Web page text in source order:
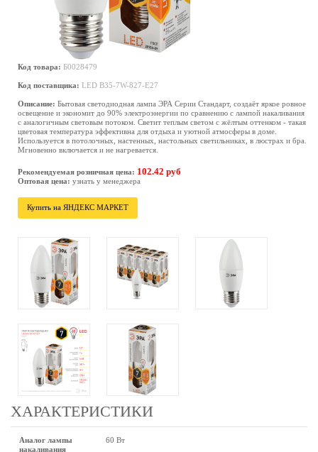
Код товара: Б0028479
Код поставщика: LED B35-7W-827-E27
Описание: Бытовая светодиодная лампа ЭРА Серии Стандарт, создаёт яркое ровное
освещение и экономит до 90% электроэнергии по сравнению с лампой накаливания
с аналогичным световым потоком. Светит теплым светом с жёлтым оттенком - такая
цветовая температура эффективна для отдыха и уютной атмосферы в доме.
Используется в потолочных, настенных, настольных светильниках, в люстрах и бра.
Мгновенно включается и не нагревается.
Рекомендуемая розничная цена: 102.42 руб
Оптовая цена: узнать у менеджера
Купить на ЯНДЕКС МАРКЕТ
ХАРАКТЕРИСТИКИ
Аналог лампы
накаливания
60 Вт